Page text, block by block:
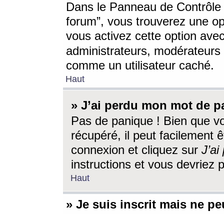
Dans le Panneau de
forum”, vous trouverez une
vous activez cette option
administrateurs,
comme un utilisateur caché.
Haut
» J’ai perdu mon mot de
Pas de panique ! Bien que
récupéré, il peut facilement
connexion et cliquez sur
instructions et vous devriez
Haut
» Je suis inscrit mais ne